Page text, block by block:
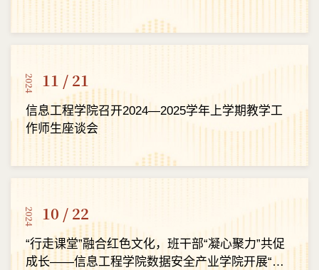
2024 11 / 21
信息工程学院召开2024—2025学年上学期教学工
作师生座谈会
2024 10 / 22
“行走课堂”融合红色文化，班干部“凝心聚力”共促
成长——信息工程学院数据安全产业学院开展“行